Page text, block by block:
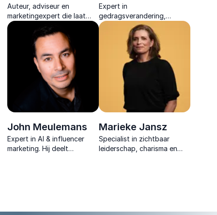
Auteur, adviseur en
marketingexpert die laat
zien hoe menselijke verhalen
richting geven aan merken
en leiderschap in tijden van
AI en technologische
verandering.
Expert in
gedragsverandering,
neuromarketing en
praktische psychologie. Ze
brengt gedragswetenschap
tot leven, van beleid tot
commercie.
John Meulemans
Expert in AI & influencer
marketing. Hij deelt
Marieke Jansz
Specialist in zichtbaar
leiderschap, charisma en